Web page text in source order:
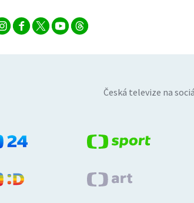
Česká televize na